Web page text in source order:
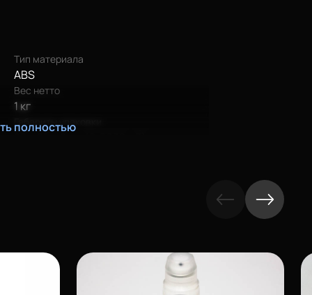
Тип материала
ABS
Вес нетто
1 кг
Габариты упаковки
полностью